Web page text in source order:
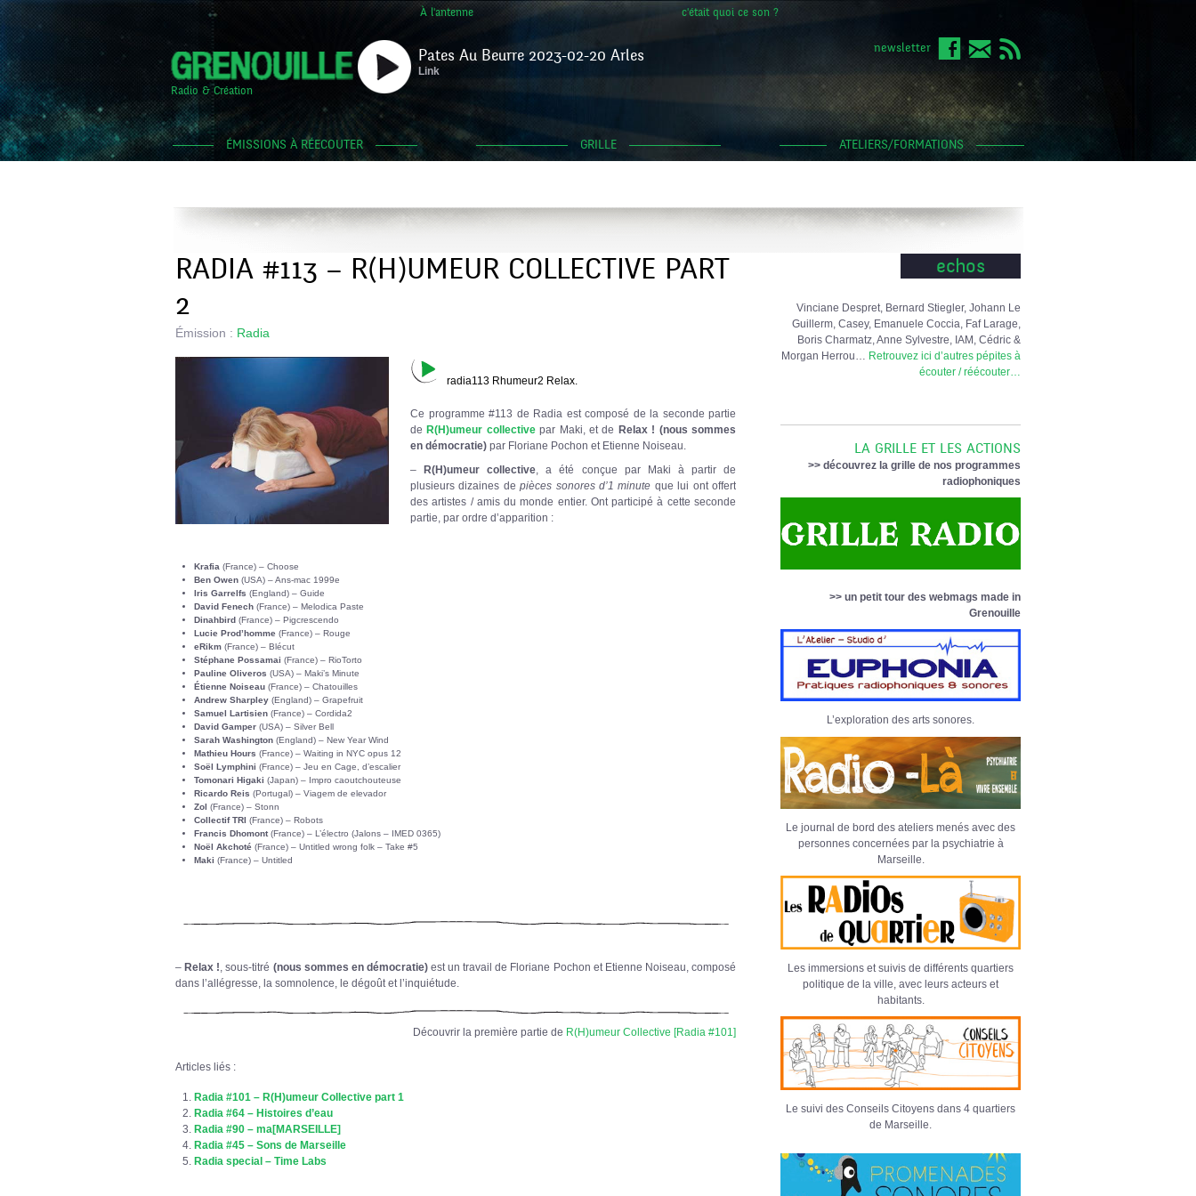
À l'antenne c'était quoi ce son ?
Radio & Création
Pates Au Beurre 2023-02-20 Arles
Link
newsletter
ÉMISSIONS À RÉECOUTER GRILLE ATELIERS/FORMATIONS
RADIA #113 – R(H)UMEUR COLLECTIVE PART
2
Émission : Radia
radia113 Rhumeur2 Relax.
Ce programme #113 de Radia est composé de la seconde partie
deR(H)umeur collectivepar Maki, et de Relax ! (nous sommes
en démocratie) par Floriane Pochon et Etienne Noiseau.
–R(H)umeur collective , a été conçue par Maki à partir de
plusieurs dizaines depièces sonores d’1 minute que lui ont offert
des artistes / amis du monde entier. Ont participé à cette seconde
partie, par ordre d’apparition :
Krafia (France) – Choose
Ben Owen (USA) – Ans-mac 1999e
Iris Garrelfs (England) – Guide
David Fenech (France) – Melodica Paste
Dinahbird (France) – Pigcrescendo
Lucie Prod’homme (France) – Rouge
eRikm (France) – Blécut
Stéphane Possamai (France) – RioTorto
Pauline Oliveros (USA) – Maki’s Minute
Étienne Noiseau (France) – Chatouilles
Andrew Sharpley (England) – Grapefruit
Samuel Lartisien (France) – Cordida2
David Gamper (USA) – Silver Bell
Sarah Washington (England) – New Year Wind
Mathieu Hours (France) – Waiting in NYC opus 12
Soël Lymphini (France) – Jeu en Cage, d’escalier
Tomonari Higaki (Japan) – Impro caoutchouteuse
Ricardo Reis (Portugal) – Viagem de elevador
Zol (France) – Stonn
Collectif TRI (France) – Robots
Francis Dhomont(France) – L’électro (Jalons – IMED 0365)
Noël Akchoté (France) – Untitled wrong folk – Take #5
Maki (France) – Untitled
– Relax ! , sous-titré (nous sommes en démocratie)est un travail de Floriane Pochon et Etienne Noiseau, composé
dans l’allégresse, la somnolence, le dégoût et l’inquiétude.
Découvrir la première partie de R(H)umeur Collective [Radia #101]
Articles liés :
Radia #101 – R(H)umeur Collective part 1
Radia #64 – Histoires d’eau
Radia #90 – ma[MARSEILLE]
Radia #45 – Sons de Marseille
Radia special – Time Labs
echos
Vinciane Despret, Bernard Stiegler, Johann Le
Guillerm, Casey, Emanuele Coccia, Faf Larage,
Boris Charmatz, Anne Sylvestre, IAM, Cédric &
Morgan Herrou… Retrouvez ici d’autres pépites à
écouter / réécouter…
LA GRILLE ET LES ACTIONS
>> découvrez la grille de nos programmes
radiophoniques
>> un petit tour des webmags made in
Grenouille
L’exploration des arts sonores.
Le journal de bord des ateliers menés avec des
personnes concernées par la psychiatrie à
Marseille.
Les immersions et suivis de différents quartiers
politique de la ville, avec leurs acteurs et
habitants.
Le suivi des Conseils Citoyens dans 4 quartiers
de Marseille.